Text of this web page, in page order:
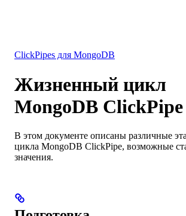
ClickPipes для MongoDB
Жизненный цикл
MongoDB ClickPipe
В этом документе описаны различные
цикла MongoDB ClickPipe, возможные
значения.